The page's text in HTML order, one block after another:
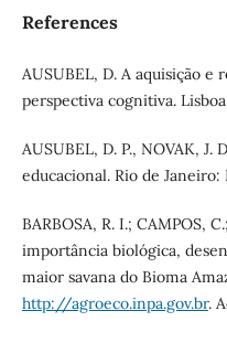
References
AUSUBEL, D. A aquisição
perspectiva cognitiva.
AUSUBEL, D. P., NOVAK, J.
educacional. Rio de
BARBOSA, R. I.; CAMPOS,
importância biológica,
maior savana do Bioma
http://agroeco.inpa.gov.br.